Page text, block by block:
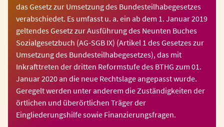
das Gesetz zur Umsetzung des Bundesteilhabegesetzes
verabschiedet. Es umfasst u. a. ein ab dem 1. Januar 2019
geltendes Gesetz zur Ausführung des Neunten Buches
Sozialgesetzbuch (AG-SGB IX) (Artikel 1 des Gesetzes zur
Umsetzung des Bundesteilhabegesetzes), das mit
Inkrafttreten der dritten Reformstufe des BTHG zum 01.
Januar 2020 an die neue Rechtslage angepasst wurde.
Geregelt werden unter anderem die Zuständigkeiten der
örtlichen und überörtlichen Träger der
Eingliederungshilfe sowie Finanzierungsfragen.